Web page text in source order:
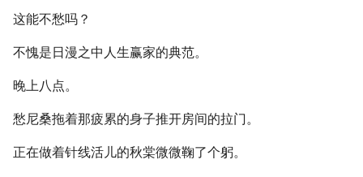
这能不愁吗？
不愧是日漫之中人生赢家的典范。
晚上八点。
愁尼桑拖着那疲累的身子推开房间的拉门。
正在做着针线活儿的秋棠微微鞠了个躬。